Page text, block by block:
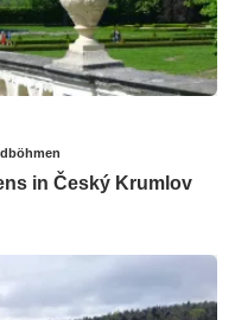
in Český Krumlov